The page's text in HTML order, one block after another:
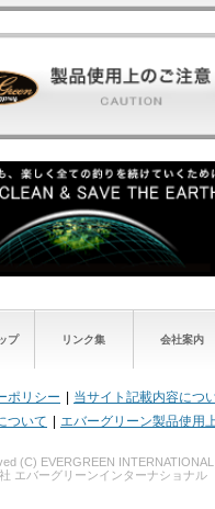
プ リンク集 会社案内
ポリシー
当サイト記載内容につ
ついて
エバーグリーン製品使用
(C) EVERGREEN INTERNATIONAL
エバーグリーンインターナショナル